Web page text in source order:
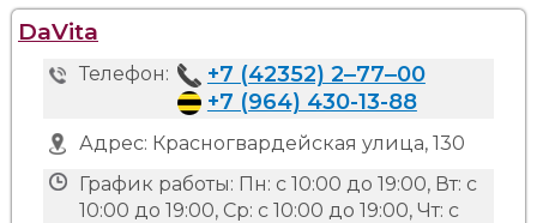
DaVita
Телефон:
+7 (42352) 2‒77‒00
+7 (964) 430-13-88
Адрес: Красногвардейская улица, 130
График работы: Пн: с 10:00 до 19:00, Вт: с
10:00 до 19:00, Ср: с 10:00 до 19:00, Чт: с